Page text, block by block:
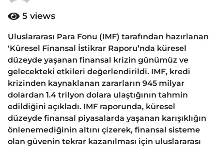
4
ı
a
g
o
a
g
o
5 views
Uluslararası Para Fonu (IMF) tarafından hazırlanan
‘Küresel Finansal İstikrar Raporu’nda küresel
düzeyde yaşanan finansal krizin günümüz ve
gelecekteki etkileri değerlendirildi. IMF, kredi
krizinden kaynaklanan zararların 945 milyar
dolardan 1.4 trilyon dolara ulaştığının tahmin
edildiğini açıkladı. IMF raporunda, küresel
düzeyde finansal piyasalarda yaşanan karışıklığın
önlenemediğinin altını çizerek, finansal sisteme
olan güvenin tekrar kazanılması için uluslararası